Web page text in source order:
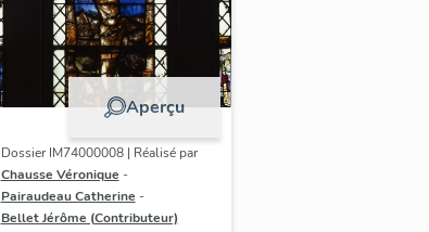
Aperçu
Dossier IM74000008 | Réalisé par
Chausse Véronique -
Pairaudeau Catherine -
Bellet Jérôme (Contributeur)